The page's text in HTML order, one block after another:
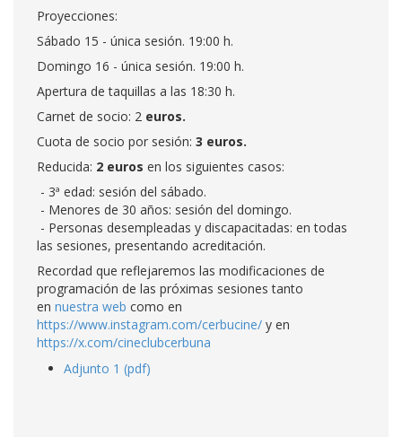
Proyecciones:
Sábado 15 - única sesión. 19:00 h.
Domingo 16 - única sesión. 19:00 h.
Apertura de taquillas a las 18:30 h.
Carnet de socio: 2 euros.
Cuota de socio por sesión: 3 euros.
Reducida: 2 euros en los siguientes casos:
- 3ª edad: sesión del sábado.
- Menores de 30 años: sesión del domingo.
- Personas desempleadas y discapacitadas: en todas
las sesiones, presentando acreditación.
Recordad que reflejaremos las modificaciones de
programación de las próximas sesiones tanto
en nuestra web como en
https://www.instagram.com/cerbucine/ y en
https://x.com/cineclubcerbuna
Adjunto 1 (pdf)